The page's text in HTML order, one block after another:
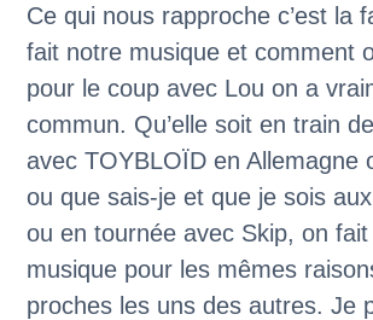
Ce qui nous rapproche c’est la
fait notre musique et comment
pour le coup avec Lou on a
commun. Qu’elle soit en train
avec TOYBLOÏD en Allemagne
ou que sais-je et que je sois
ou en tournée avec Skip, on
musique pour les mêmes
proches les uns des autres. Je